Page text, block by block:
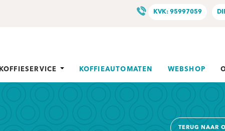
KVK: 95997059
KOFFIESERVICE KOFFIEAUTOMATEN WEBSHOP
TERUG NAAR